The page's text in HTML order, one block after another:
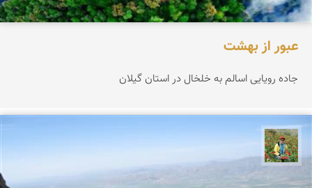
عبور از بهشت
جاده رویایی اسالم به خلخال در استان گیلان